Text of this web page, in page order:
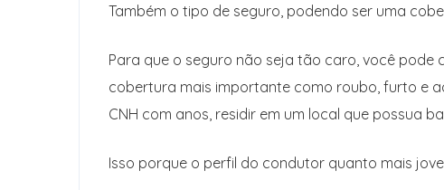
Também o tipo de seguro, podendo ser uma
Para que o seguro não seja tão caro, você pode
cobertura mais importante como roubo, furto e
CNH com anos, residir em um local que possua
Isso porque o perfil do condutor quanto mais